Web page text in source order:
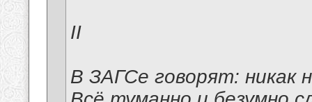
II
В ЗАГСе говорят: никак